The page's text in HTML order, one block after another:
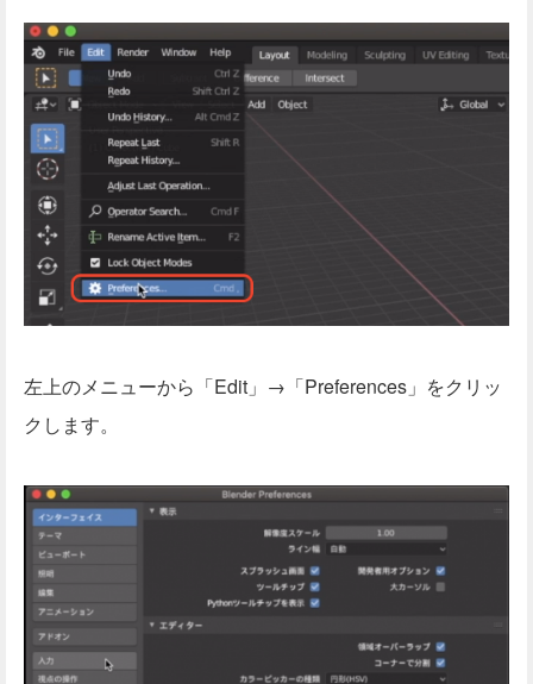
左上のメニューから「Edit」→「Preferences」をクリッ
クします。